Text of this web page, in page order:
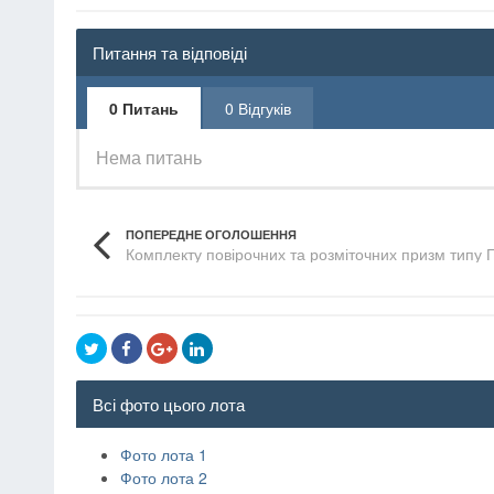
Питання та відповіді
0 Питань 0 Відгуків
Нема питань
ПОПЕРЕДНЕ ОГОЛОШЕННЯ
Комплекту повірочних та розміточних призм
Всі фото цього лота
Фото лота 1
Фото лота 2